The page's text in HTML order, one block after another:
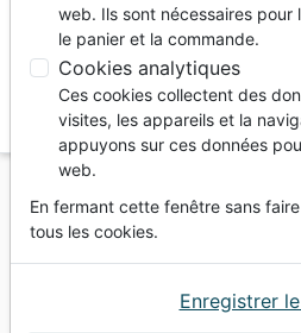
Vous ne pouvez pas créer
depuis votre pays (United
Souffrance,
web. Ils sont nécessaires
le panier et la commande.
Cookies analytiques
Ces cookies collectent des
visites, les appareils et la
appuyons sur ces données
web.
En fermant cette fenêtre sans
tous les cookies.
Enregistrer